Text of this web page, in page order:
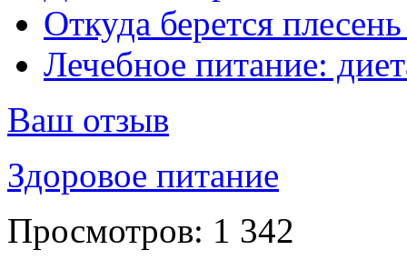
Откуда берется
Лечебное питание:
Ваш отзыв
Здоровое питание
Просмотров: 1 342